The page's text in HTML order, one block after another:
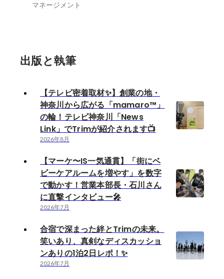
マネージメント
出版と執筆
【テレビ密着取材✨】創業の地・
神奈川から広がる「mamaro™」
の輪！テレビ神奈川「News
Link」でTrimが紹介されます📺
2026年8月
【マーケ〜IS一気通貫】「街にベ
ビーケアルームを増やす」を数字
で動かす！営業本部長・石川さん
に直撃インタビュー🎤
2026年7月
合宿で深まった絆とTrimの未来。
笑いあり、真剣なディスカッショ
ンありの1泊2日レポ！✨
2026年7月